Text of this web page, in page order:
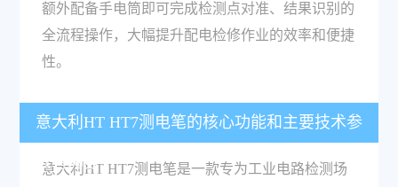
额外配备手电筒即可完成检测点对准、结果识别的
全流程操作，大幅提升配电检修作业的效率和便捷
性。
意大利HT HT7测电笔的核心功能和主要技术参
数有哪些？
意大利HT HT7测电笔是一款专为工业电路检测场